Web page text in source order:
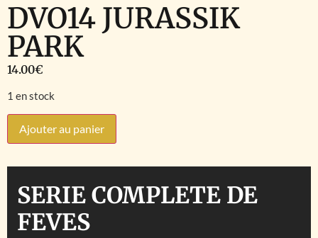
DVO14 JURASSIK
PARK
14.00€
1 en stock
Ajouter au panier
SERIE COMPLETE DE
FEVES